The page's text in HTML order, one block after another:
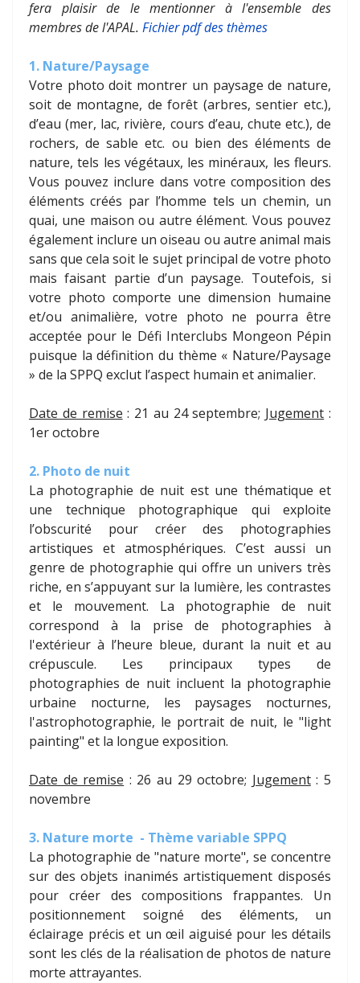
fera plaisir de le mentionner à l'ensemble des
membres de l'APAL. Fichier pdf des thèmes
1. Nature/Paysage
Votre photo doit montrer un paysage de nature,
soit de montagne, de forêt (arbres, sentier etc.),
d’eau (mer, lac, rivière, cours d’eau, chute etc.), de
rochers, de sable etc. ou bien des éléments de
nature, tels les végétaux, les minéraux, les fleurs.
Vous pouvez inclure dans votre composition des
éléments créés par l’homme tels un chemin, un
quai, une maison ou autre élément. Vous pouvez
également inclure un oiseau ou autre animal mais
sans que cela soit le sujet principal de votre photo
mais faisant partie d’un paysage. Toutefois, si
votre photo comporte une dimension humaine
et/ou animalière, votre photo ne pourra être
acceptée pour le Défi Interclubs Mongeon Pépin
puisque la définition du thème « Nature/Paysage
» de la SPPQ exclut l’aspect humain et animalier.
Date de remise : 21 au 24 septembre; Jugement :
1er octobre
2. Photo de nuit
La photographie de nuit est une thématique et
une technique photographique qui exploite
l’obscurité pour créer des photographies
artistiques et atmosphériques. C’est aussi un
genre de photographie qui offre un univers très
riche, en s’appuyant sur la lumière, les contrastes
et le mouvement. La photographie de nuit
correspond à la prise de photographies à
l'extérieur à l’heure bleue, durant la nuit et au
crépuscule. Les principaux types de
photographies de nuit incluent la photographie
urbaine nocturne, les paysages nocturnes,
l'astrophotographie, le portrait de nuit, le "light
painting" et la longue exposition.
Date de remise : 26 au 29 octobre; Jugement: 5
novembre
3. Nature morte - Thème variable SPPQ
La photographie de "nature morte", se concentre
sur des objets inanimés artistiquement disposés
pour créer des compositions frappantes. Un
positionnement soigné des éléments, un
éclairage précis et un œil aiguisé pour les détails
sont les clés de la réalisation de photos de nature
morte attrayantes.